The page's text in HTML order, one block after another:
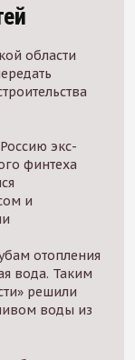
области
экс-
финтеха
и
отопления
вода. Таким
решили
воды из